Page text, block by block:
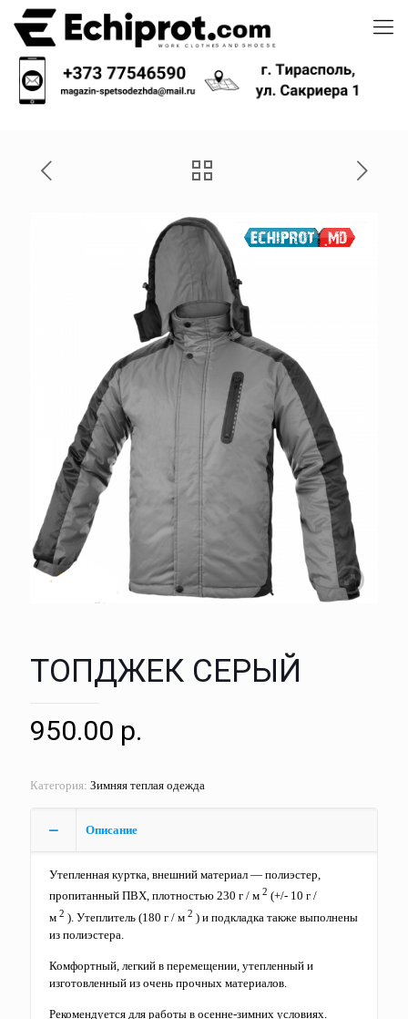
ТОПДЖЕК СЕРЫЙ
950.00 р.
Категория: Зимняя теплая одежда
Описание
Утепленная куртка, внешний материал — полиэстер,
пропитанный ПВХ, плотностью 230 г / м 2 (+/- 10 г /
м 2 ). Утеплитель (180 г / м 2 ) и подкладка также выполнены
из полиэстера.
Комфортный, легкий в перемещении, утепленный и
изготовленный из очень прочных материалов.
Рекомендуется для работы в осенне-зимних условиях.